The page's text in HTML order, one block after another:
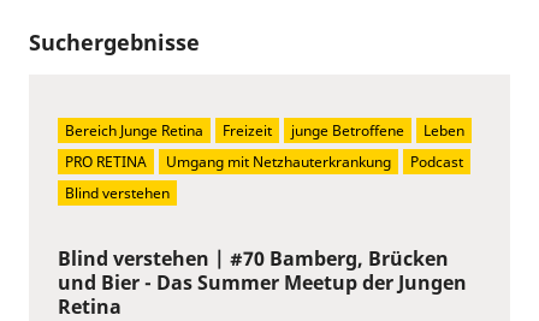
Suchergebnisse
Blind verstehen | #70 Bamberg, Brücken
und Bier - Das Summer Meetup der Jungen
Retina
Bereich Junge Retina Freizeit junge Betroffene
Leben
PRO RETINA
Umgang mit Netzhauterkrankung
Podcast
Blind verstehen